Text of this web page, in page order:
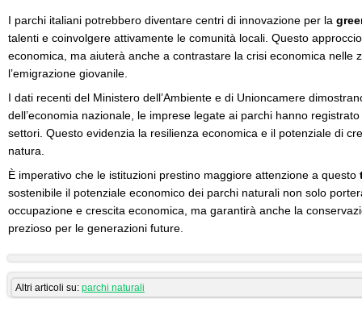
I parchi italiani potrebbero diventare centri di innovazione per la
talenti e coinvolgere attivamente le comunità locali. Questo
economica, ma aiuterà anche a contrastare la crisi economica nelle
l’emigrazione giovanile.
I dati recenti del Ministero dell’Ambiente e di Unioncamere
dell’economia nazionale, le imprese legate ai parchi hanno
settori. Questo evidenzia la resilienza economica e il potenziale di
natura.
È imperativo che le istituzioni prestino maggiore attenzione a questo
sostenibile il potenziale economico dei parchi naturali non solo
occupazione e crescita economica, ma garantirà anche la
prezioso per le generazioni future.
Altri articoli su: parchi naturali